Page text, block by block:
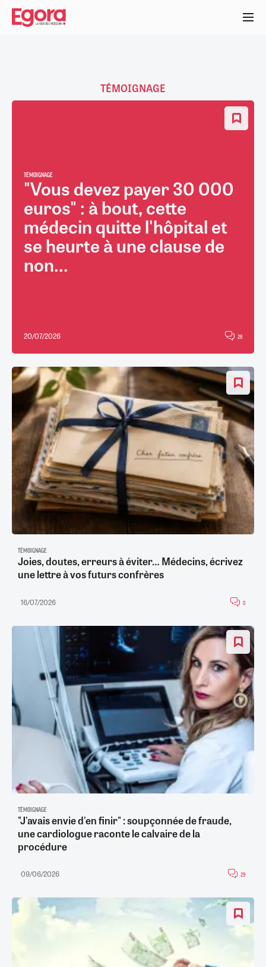
Aller
contenu
TÉMOIGNAGE
TÉMOIGNAGE
"Vous devez payer 30 000
euros" : à bout, cette
médecin quitte l'hôpital et
se heurte à une clause de
non...
20/07/2026 26
TÉMOIGNAGE
Joies, doutes, erreurs à éviter… Médecins, écrivez
une lettre à vos futurs confrères
16/07/2026 0
TÉMOIGNAGE
"J'avais envie d'en finir" : soupçonnée de fraude,
une cardiologue raconte le calvaire de la
procédure
09/06/2026 29